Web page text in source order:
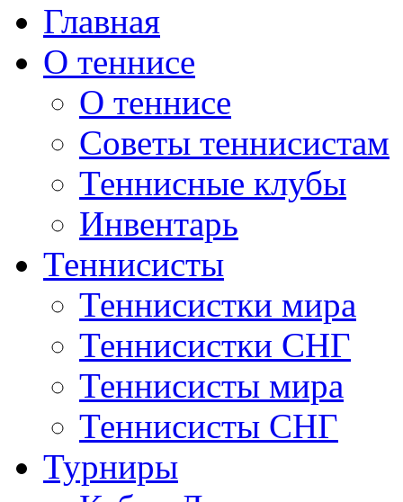
Главная
О теннисе
О теннисе
Советы теннисистам
Теннисные клубы
Инвентарь
Теннисисты
Теннисистки мира
Теннисистки СНГ
Теннисисты мира
Теннисисты СНГ
Турниры